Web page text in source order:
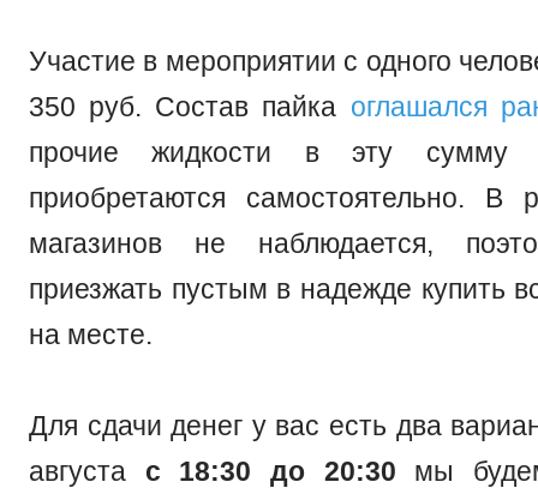
Участие в мероприятии с одного
350 руб. Состав пайка оглашался
прочие жидкости в эту
приобретаются самостоятельно. В
магазинов не наблюдается,
приезжать пустым в надежде купить
на месте.
Для сдачи денег у вас есть два
августа с 18:30 до 20:30 мы